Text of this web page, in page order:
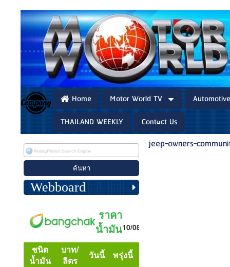
Home Motor World TV
THAILAND WEEKLY
Contact Us
Webboard
jeep-owners-